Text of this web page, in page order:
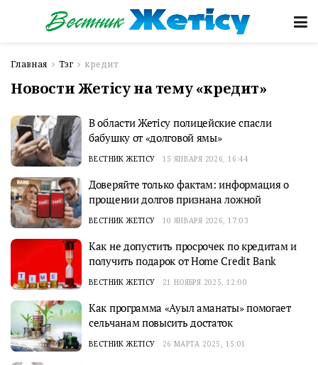
Главная Тэг кредит
Новости Жетісу на тему «кредит»
В области Жетісу полицейские спасли
бабушку от «долговой ямы»
ВЕСТНИК ЖЕТІСУ 15 ЯНВАРЯ 2026, 16:44
Доверяйте только фактам: информация о
прощении долгов признана ложной
ВЕСТНИК ЖЕТІСУ 10 ЯНВАРЯ 2026, 17:03
Как не допустить просрочек по кредитам и
получить подарок от Home Credit Bank
ВЕСТНИК ЖЕТІСУ 21 НОЯБРЯ 2025, 12:00
Как программа «Ауыл аманаты» помогает
сельчанам повысить достаток
ВЕСТНИК ЖЕТІСУ 26 МАРТА 2025, 15:01